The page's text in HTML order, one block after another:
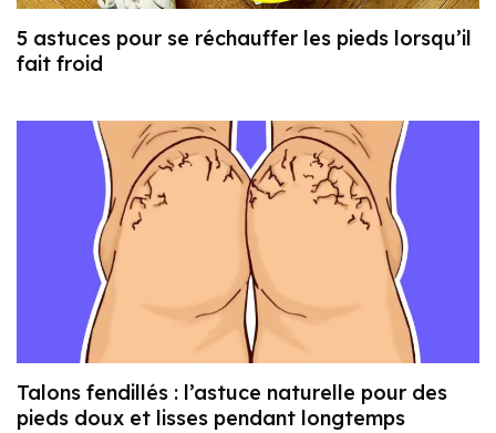
5 astuces pour se réchauffer les pieds lorsqu’il
fait froid
Talons fendillés : l’astuce naturelle pour des
pieds doux et lisses pendant longtemps